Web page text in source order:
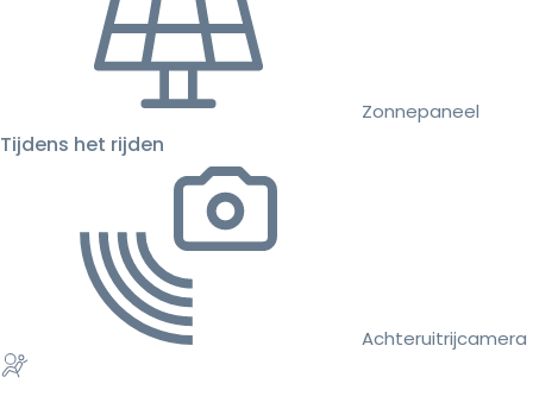
Zonnepaneel
Tijdens het rijden
Achteruitrijcamera